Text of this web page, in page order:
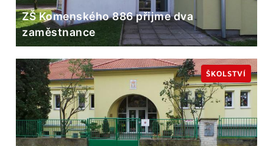
ZŠ Komenského 886 přijme dva
zaměstnance
ŠKOLSTVÍ